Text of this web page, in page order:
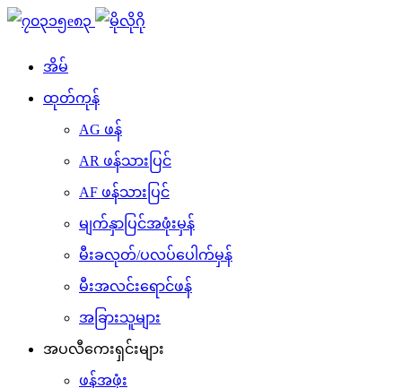
အိမ်
ထုတ်ကုန်
AG ဖန်
AR ဖန်သားပြင်
AF ဖန်သားပြင်
မျက်နှာပြင်အဖုံးမှန်
မီးခလုတ်/ပလပ်ပေါက်မှန်
မီးအလင်းရောင်ဖန်
အခြားသူများ
အပလီကေးရှင်းများ
ဖန်အဖုံး